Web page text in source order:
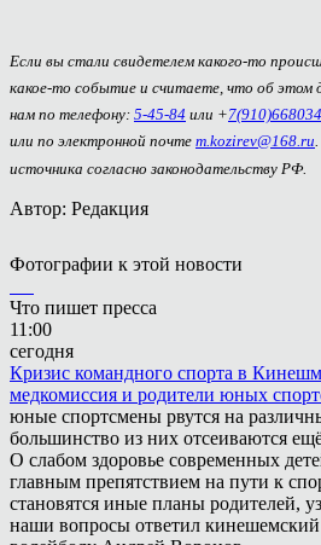
Если вы стали свидетелем какого-то
какое-то событие и считаете, что об этом
нам по телефону: 5-45-84 или +
или по электронной почте m.kozirev@168.ru
источника согласно законодательству РФ.
Автор: Редакция
Фотографии к этой новости
Что пишет пресса
11:00
сегодня
Кризис командного спорта в
медкомиссия и родители юных
юные спортсмены рвутся на
большинство из них отсеиваются
О слабом здоровье современных
главным препятствием на пути к
становятся иные планы родителей,
наши вопросы ответил